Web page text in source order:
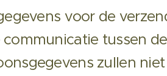
voor de
tussen de
zullen niet